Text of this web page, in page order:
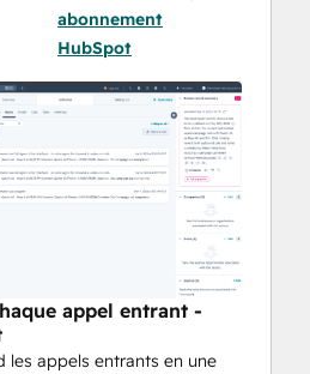
qualifiés et riches
d'une liste de messages
abonnement
HubSpot
appel entrant -
les appels entrants en une